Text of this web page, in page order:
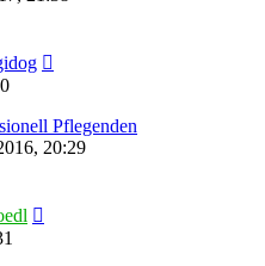
Pflegenden
20:29